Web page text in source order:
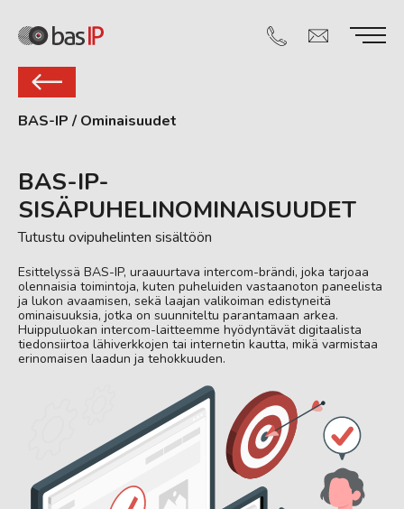
BAS-IP / Ominaisuudet
BAS-IP-
SISÄPUHELINOMINAISUUDET
Tutustu ovipuhelinten sisältöön
Esittelyssä BAS-IP, uraauurtava intercom-brändi, joka tarjoaa
olennaisia ​​toimintoja, kuten puheluiden vastaanoton paneelista
ja lukon avaamisen, sekä laajan valikoiman edistyneitä
ominaisuuksia, jotka on suunniteltu parantamaan arkea.
Huippuluokan intercom-laitteemme hyödyntävät digitaalista
tiedonsiirtoa lähiverkkojen tai internetin kautta, mikä varmistaa
erinomaisen laadun ja tehokkuuden.